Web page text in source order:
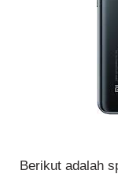
Berikut adalah